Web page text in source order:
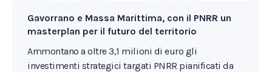
Gavorrano e Massa Marittima, con il PNRR un
masterplan per il futuro del territorio
Ammontano a oltre 3,1 milioni di euro gli
investimenti strategici targati PNRR pianificati da